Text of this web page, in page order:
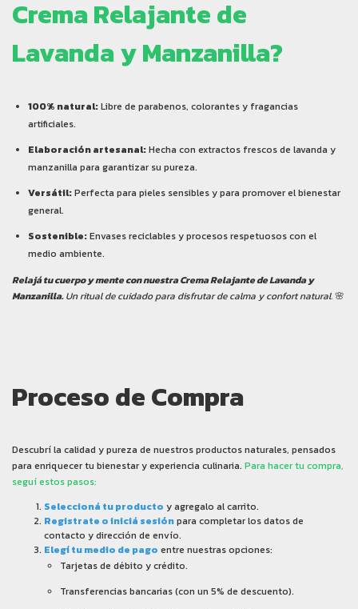
Crema Relajante de
Lavanda y Manzanilla?
100% natural:Libre de parabenos, colorantes y fragancias
artificiales.
Elaboración artesanal:Hecha con extractos frescos de lavanda y
manzanilla para garantizar su pureza.
Versátil:Perfecta para pieles sensibles y para promover el bienestar
general.
Sostenible:Envases reciclables y procesos respetuosos con el
medio ambiente.
Relajá tu cuerpo y mente con nuestra Crema Relajante de Lavanda y
Manzanilla.Un ritual de cuidado para disfrutar de calma y confort natural.🌸
Proceso de Compra
Descubrí la calidad y pureza de nuestros productos naturales, pensados
para enriquecer tu bienestar y experiencia culinaria. Para hacer tu compra,
seguí estos pasos:
Seleccioná tu producto y agregalo al carrito.
Registrate o iniciá sesiónpara completar los datos de
contacto y dirección de envío.
Elegí tu medio de pago entre nuestras opciones:
Tarjetas de débito y crédito.
Transferencias bancarias (con un 5% de descuento).